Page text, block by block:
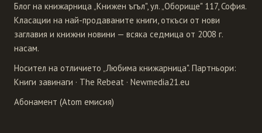
Блог на книжарница „Книжен ъгъл", ул. „Оборище" 117, София.
Класации на най-продаваните книги, откъси от нови
заглавия и книжни новини — всяка седмица от 2008 г.
насам.
Носител на отличието „Любима книжарница". Партньори:
Книги завинаги · The Rebeat · Newmedia21.eu
Абонамент (Atom емисия)